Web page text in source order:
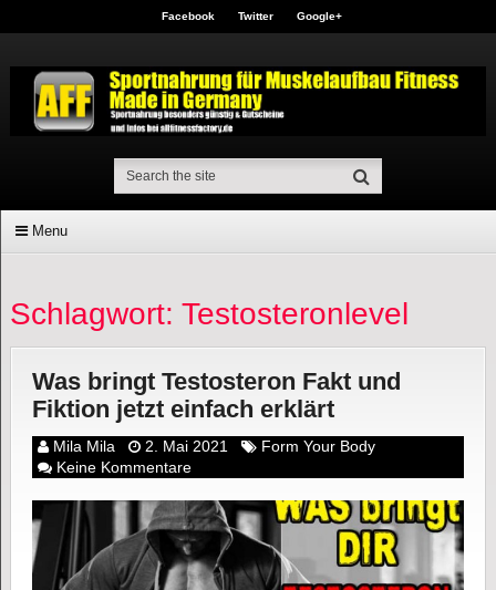
Facebook Twitter Google+
Menu
Schlagwort: Testosteronlevel
Was bringt Testosteron Fakt und
Fiktion jetzt einfach erklärt
Mila Mila 2. Mai 2021
Form Your Body
Keine Kommentare